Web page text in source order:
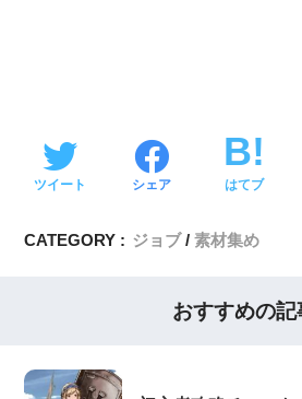
ツイート シェア はてブ
CATEGORY : ジョブ 素材集め
おすすめの記